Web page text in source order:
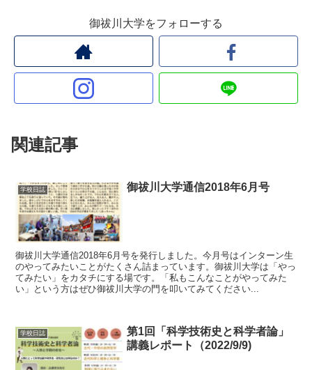
御祓川大学をフォローする
関連記事
学校日誌 御祓川大学通信2018年6月号
御祓川大学通信2018年6月号を発行しました。今月号はインターン生
のやってみたいことがたくさん詰まっています。御祓川大学は「やっ
てみたい」をカタチにする場です。「私もこんなことがやってみた
い」という方はぜひ御祓川大学の門を叩いてみてください...
学校日誌
第1回「科学技術史と科学者論」
講義レポート（2022/9/9)